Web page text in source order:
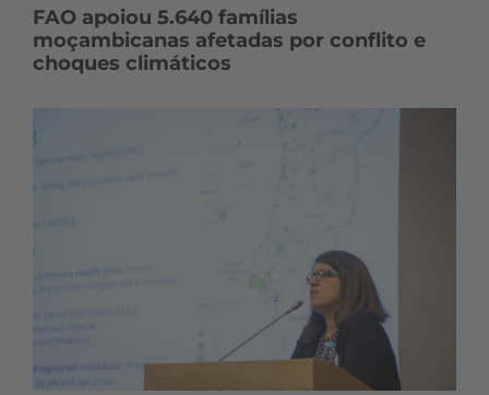
FAO apoiou 5.640 famílias
moçambicanas afetadas por conflito e
choques climáticos